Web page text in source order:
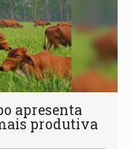
apresenta
produtiva